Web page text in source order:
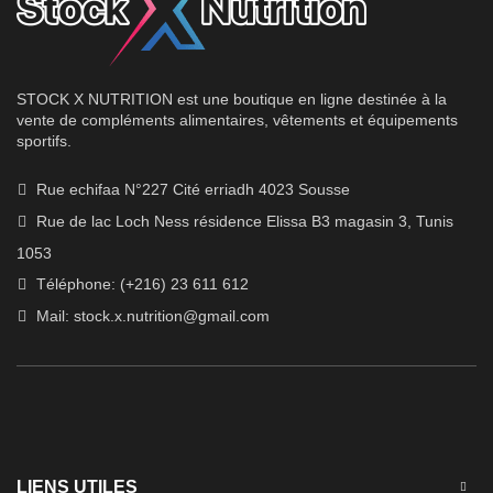
STOCK X NUTRITION est une boutique en ligne destinée à la
vente de compléments alimentaires, vêtements et équipements
sportifs.
Rue echifaa N°227 Cité erriadh 4023 Sousse
Rue de lac Loch Ness résidence Elissa B3 magasin 3, Tunis
1053
Téléphone: (+216) 23 611 612
Mail: stock.x.nutrition@gmail.com
LIENS UTILES